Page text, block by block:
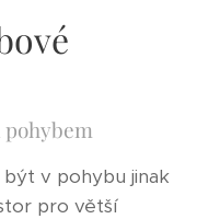
v pohybu jinak
pro větší